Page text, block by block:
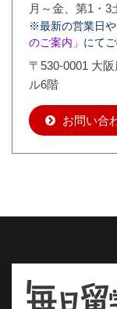
月～金、第1・
※最新の営業日
のご案内」 にて
〒530-0001 大
ル6階
お問い合